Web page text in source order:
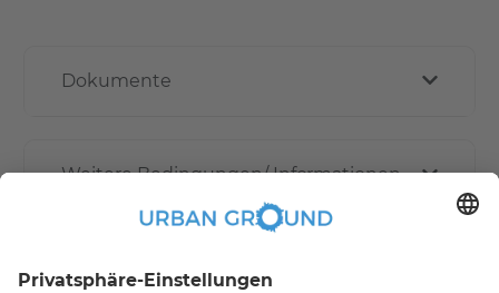
Dokumente
Weitere Bedingungen/ Informationen
Wie funktioniert die Online buchen?